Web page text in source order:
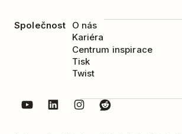
Společnost
O nás
Kariéra
Centrum inspirace
Tisk
Twist